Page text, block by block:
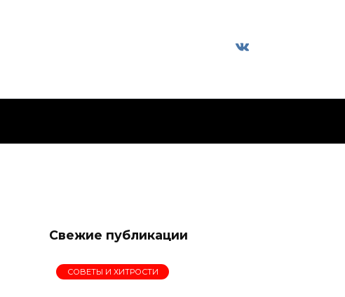
Свежие публикации
СОВЕТЫ И ХИТРОСТИ